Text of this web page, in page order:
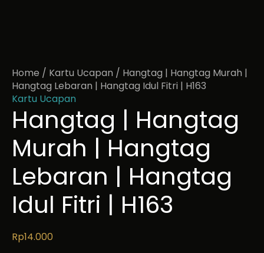
Home / Kartu Ucapan / Hangtag | Hangtag Murah |
Hangtag Lebaran | Hangtag Idul Fitri | H163
Kartu Ucapan
Hangtag | Hangtag
Murah | Hangtag
Lebaran | Hangtag
Idul Fitri | H163
Rp14.000